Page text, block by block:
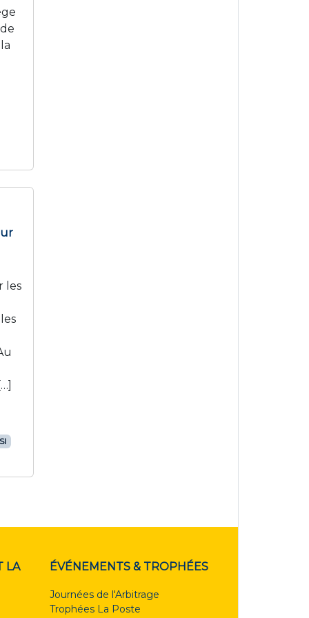
les
LA
ÉVÉNEMENTS & TROPHÉES
Journées de l'Arbitrage
Trophées La Poste